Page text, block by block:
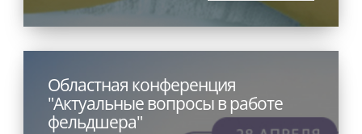
Областная конференция
"Актуальные вопросы в работе
фельдшера"